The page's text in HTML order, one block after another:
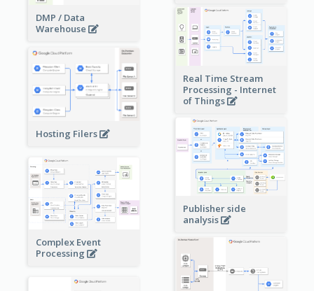
DMP / Data
Warehouse
Real Time Stream
Processing - Internet
of Things
Hosting Filers
Publisher side
analysis
Complex Event
Processing